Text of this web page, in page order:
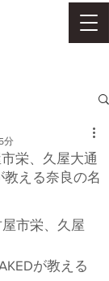
栄、久屋大通
教える奈良の名
分
市栄、久屋
が教える